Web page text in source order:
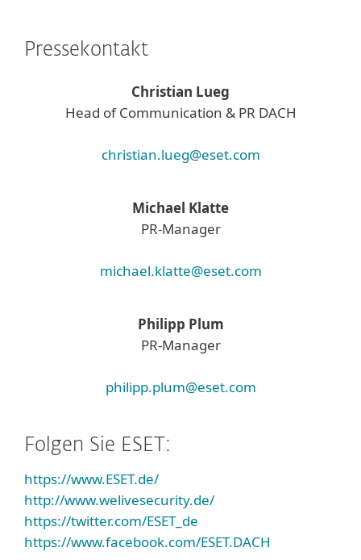
Pressekontakt
Christian Lueg
Head of Communication & PR DACH
christian.lueg@eset.com
Michael Klatte
PR-Manager
michael.klatte@eset.com
Philipp Plum
PR-Manager
philipp.plum@eset.com
Folgen Sie ESET:
https://www.ESET.de/
http://www.welivesecurity.de/
https://twitter.com/ESET_de
https://www.facebook.com/ESET.DACH